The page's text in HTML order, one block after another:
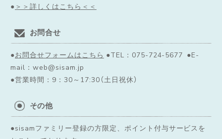
● ＞＞詳しくはこちら＜＜
お問合せ
●お問合せフォームはこちら ●TEL：075-724-5677 ●E-
mail：web@sisam.jp
●営業時間：9：30～17:30（土日祝休）
その他
●sisamファミリー登録の方限定、ポイント付与サービスを